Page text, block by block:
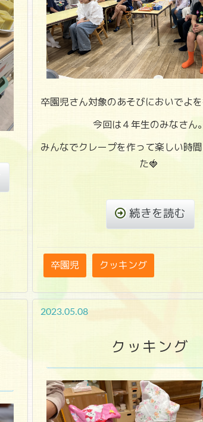
卒園児さん対象のあそびにおいでよ
今回は４年生のみなさん。
みんなでクレープを作って楽しい時
た🍓
続きを読む
卒園児 クッキング
2023.05.08
クッキング